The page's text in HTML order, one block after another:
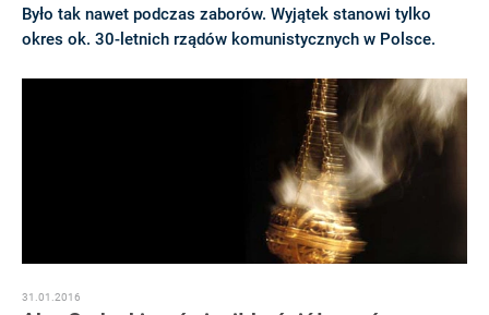
Było tak nawet podczas zaborów. Wyjątek stanowi tylko
okres ok. 30-letnich rządów komunistycznych w Polsce.
31.01.2016